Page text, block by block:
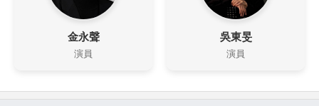
金永聲
演員
吳東旻
演員